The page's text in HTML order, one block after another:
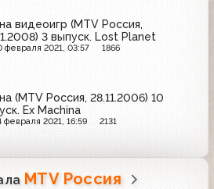
видеоигр (MTV Россия,
3 выпуск. Lost Planet
февраля 2021, 03:57 1866
(MTV Россия, 28.11.2006) 10
Ex Machina
февраля 2021, 16:59 2131
MTV Россия